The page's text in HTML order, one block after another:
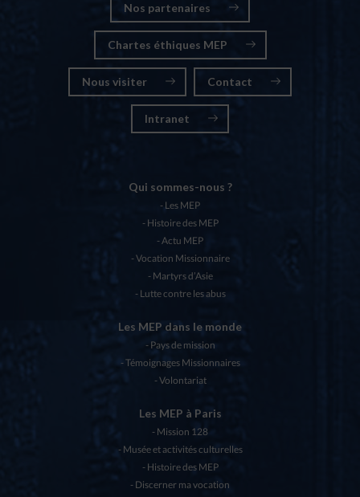
Nos partenaires
Chartes éthiques MEP
Nous visiter Contact
Intranet
Qui sommes-nous ?
Les MEP
Histoire des MEP
Actu MEP
Vocation Missionnaire
Martyrs d’Asie
Lutte contre les abus
Les MEP dans le monde
Pays de mission
Témoignages Missionnaires
Volontariat
Les MEP à Paris
Mission 128
Musée et activités culturelles
Histoire des MEP
Discerner ma vocation